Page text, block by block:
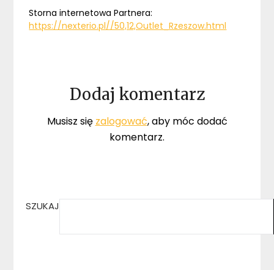
Storna internetowa Partnera:
https://nexterio.pl//50,12,Outlet_Rzeszow.html
Dodaj komentarz
Musisz się zalogować, aby móc dodać
komentarz.
SZUKAJ